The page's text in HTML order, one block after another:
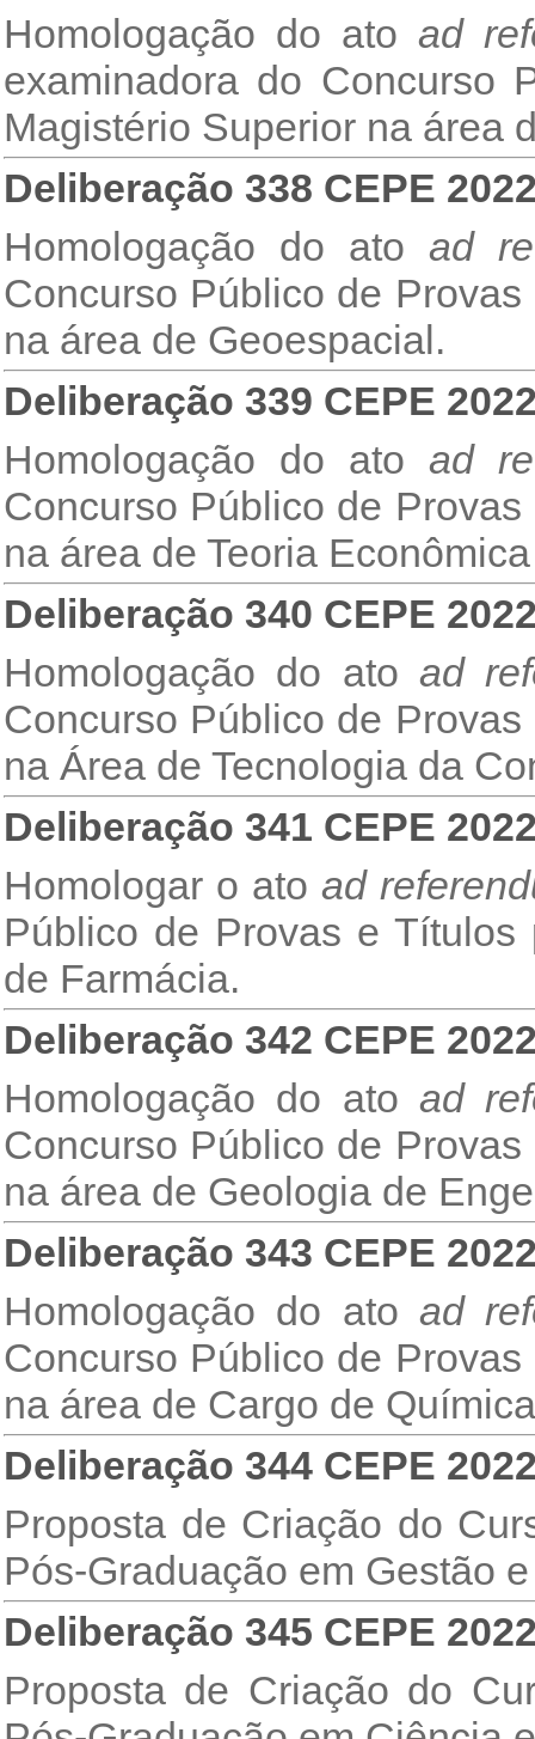
Homologação do ato ad
examinadora do Concurso
Magistério Superior na área
Deliberação 338 CEPE
Homologação do ato ad
Concurso Público de
na área de Geoespacial.
Deliberação 339 CEPE
Homologação do ato ad
Concurso Público de
na área de Teoria
Deliberação 340 CEPE
Homologação do ato ad
Concurso Público de
na Área de Tecnologia da
Deliberação 341 CEPE
Homologar o ato ad
Público de Provas e
de Farmácia.
Deliberação 342 CEPE
Homologação do ato ad
Concurso Público de
na área de Geologia de
Deliberação 343 CEPE
Homologação do ato ad
Concurso Público de
na área de Cargo de
Deliberação 344 CEPE
Proposta de Criação do
Pós-Graduação em Gestão
Deliberação 345 CEPE
Proposta de Criação do